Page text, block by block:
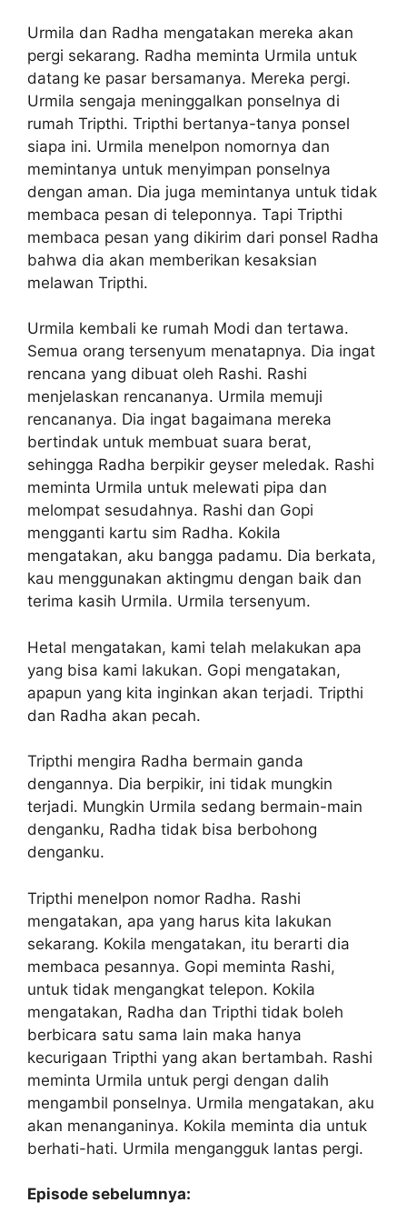
Urmila dan Radha mengatakan mereka akan
pergi sekarang. Radha meminta Urmila untuk
datang ke pasar bersamanya. Mereka pergi.
Urmila sengaja meninggalkan ponselnya di
rumah Tripthi. Tripthi bertanya-tanya ponsel
siapa ini. Urmila menelpon nomornya dan
memintanya untuk menyimpan ponselnya
dengan aman. Dia juga memintanya untuk tidak
membaca pesan di teleponnya. Tapi Tripthi
membaca pesan yang dikirim dari ponsel Radha
bahwa dia akan memberikan kesaksian
melawan Tripthi.
Urmila kembali ke rumah Modi dan tertawa.
Semua orang tersenyum menatapnya. Dia ingat
rencana yang dibuat oleh Rashi. Rashi
menjelaskan rencananya. Urmila memuji
rencananya. Dia ingat bagaimana mereka
bertindak untuk membuat suara berat,
sehingga Radha berpikir geyser meledak. Rashi
meminta Urmila untuk melewati pipa dan
melompat sesudahnya. Rashi dan Gopi
mengganti kartu sim Radha. Kokila
mengatakan, aku bangga padamu. Dia berkata,
kau menggunakan aktingmu dengan baik dan
terima kasih Urmila. Urmila tersenyum.
Hetal mengatakan, kami telah melakukan apa
yang bisa kami lakukan. Gopi mengatakan,
apapun yang kita inginkan akan terjadi. Tripthi
dan Radha akan pecah.
Tripthi mengira Radha bermain ganda
dengannya. Dia berpikir, ini tidak mungkin
terjadi. Mungkin Urmila sedang bermain-main
denganku, Radha tidak bisa berbohong
denganku.
Tripthi menelpon nomor Radha. Rashi
mengatakan, apa yang harus kita lakukan
sekarang. Kokila mengatakan, itu berarti dia
membaca pesannya. Gopi meminta Rashi,
untuk tidak mengangkat telepon. Kokila
mengatakan, Radha dan Tripthi tidak boleh
berbicara satu sama lain maka hanya
kecurigaan Tripthi yang akan bertambah. Rashi
meminta Urmila untuk pergi dengan dalih
mengambil ponselnya. Urmila mengatakan, aku
akan menanganinya. Kokila meminta dia untuk
berhati-hati. Urmila mengangguk lantas pergi.
Episode sebelumnya: